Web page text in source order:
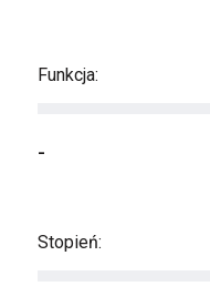
Funkcja:
-
Stopień: